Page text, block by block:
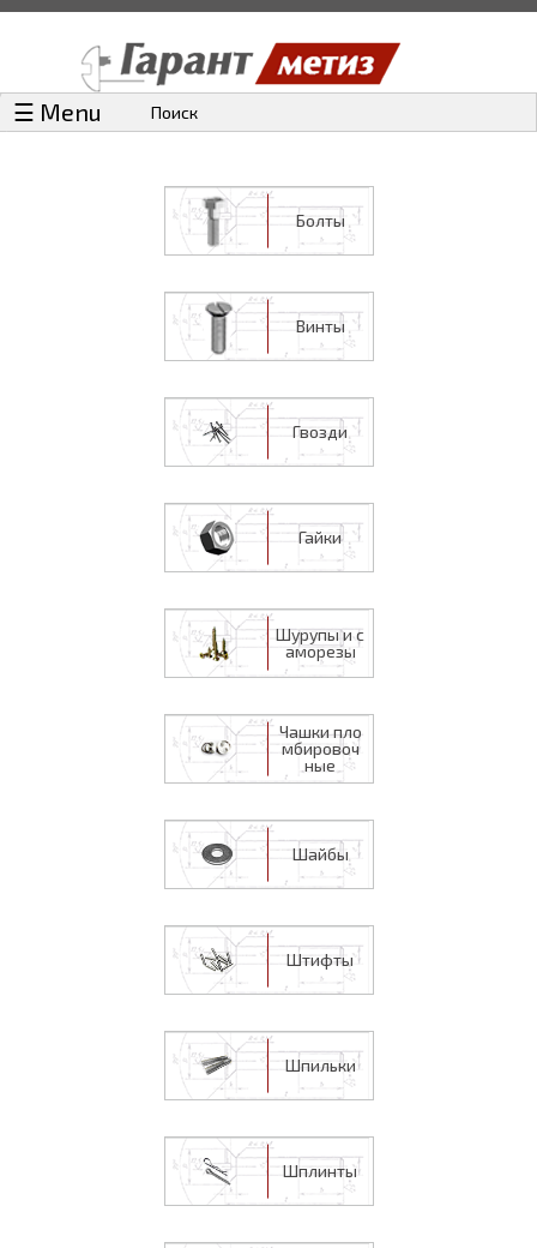
☰ Menu Поиск
Болты
Винты
Гвозди
Гайки
Шурупы и с
аморезы
Чашки пло
мбировоч
ные
Шайбы
Штифты
Шпильки
Шплинты